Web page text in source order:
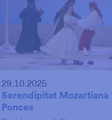
29.10.2025
Serendipitat Mozartiana
Ponces